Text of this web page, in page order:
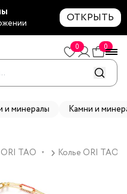
ОТКРЫТЬ
0 0
и минералы Камни и
ORI TAO ▼ Колье ORI TAO,